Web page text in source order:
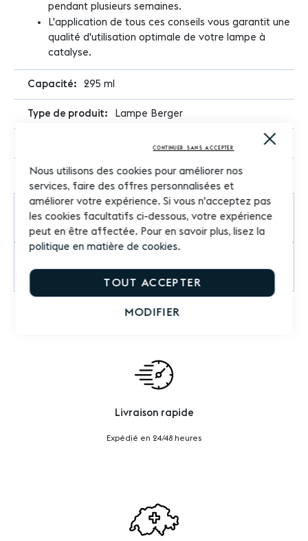
Close
Nous utilisons des cookies pour améliorer nos
services, faire des offres personnalisées et
améliorer votre expérience. Si vous n'acceptez pas
les cookies facultatifs ci-dessous, votre expérience
peut en être affectée. Pour en savoir plus, lisez la
politique en matière de cookies.
TOUT ACCEPTER
MODIFIER
CONTINUER SANS ACCEPTER
pendant plusieurs semaines.
L'application de tous ces conseils vous garantit une
qualité d'utilisation optimale de votre lampe à
catalyse.
295 ml
Lampe Berger
Commentaires
Questions sur le produit
Livraison rapide
Expédié en 24/48 heures